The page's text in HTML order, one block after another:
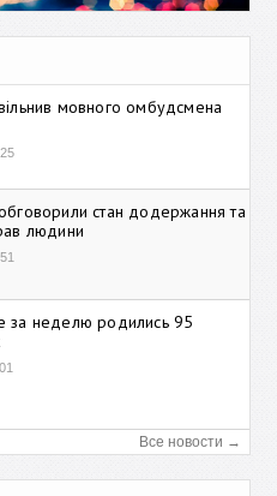
мовного омбудсмена
стан додержання та
людини
за неделю родились 95
Все новости →